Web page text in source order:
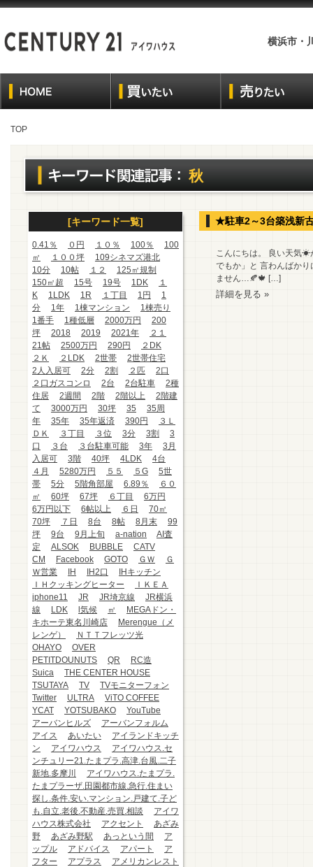
横浜市・
TOP
秋
[キーワード一覧]
0.41％ ０円 １０％ 100％
100
㎡
１００坪
109シネマズ港北
10分
10帖 １２
125㎡規制
150㎡超
15号 19号 1DK
１
K
1LDK 1R １丁目 1円
1
分
1年 1棟マンション
1棟売り
1番手
1種低層 2000万円
200
坪
2018 2019 2021年
２１
21帖
2500万円 290円
２DK
２Ｋ
２LDK 2世帯
2世帯住宅
2人入居可
2分 2割 ２匹
2口
２口ガスコンロ
2台 2台駐車
2種
住居
2週間 2階 2階以上
2階建
て
3000万円 30坪 35
35周
年
35年 35年返済 390円
３Ｌ
ＤＫ
３丁目 ３位 3分 3割
3
口
３台 ３台駐車可能 3年
3月
入居可
3階 40坪 4LDK
4台
４月
5280万円 ５５ ５G
5世
帯
5分 5階角部屋 6.89％
６０
㎡
60坪 67坪 ６丁目
6万円
6万円以下
6帖以上 ６日
70㎡
70坪
７日 8台 8帖 8月末
99
坪
9台 9月上旬 a-nation
AI査
定
ALSOK BUBBLE
CATV
CM
Facebook GOTO ＧＷ
Ｇ
Ｗ営業
IH IH2口
IHキッチン
ＩＨクッキングヒーター
ＩＫＥＡ
iphone11
JR JR埼京線
JR横浜
線
LDK l気候 ㎡
MEGAドン・
キホーテ東名川崎店
Merengue（メ
レンゲ）
ＮＴＴフレッツ光
OHAYO
OVER
PETITDOUNUTS
QR
RC造
Suica
THE CENTER HOUSE
TSUTAYA
TV
TVモニターフォン
Twitter
ULTRA
ViTO COFFEE
YCAT
YOTSUBAKO
YouTube
アーバンヒルズ
アーバンフォルム
アイス
あいたい
アイランドキッチ
ン
アイワハウス
アイワハウス.セ
ンチュリー21.たまプラ.高津.台風.二子
新地.多摩川
アイワハウス.たまプラ.
たまプラーザ.田園都市線.急行.住まい
探し.条件.安い.マンション.戸建て.子ど
も.自立.老後.不動産.売買.相談
アイワ
ハウス株式会社
アクセント
あざみ
野
あざみ野駅 あっという間
ア
ップル
アドバイス アパート
ア
フター
アプラス
アメリカンレスト
★駐車2～3台築浅新
こんにちは。 良い天気☀
でもか」と 言わんばか
ません…🍂🍁 […]
詳細を見る »